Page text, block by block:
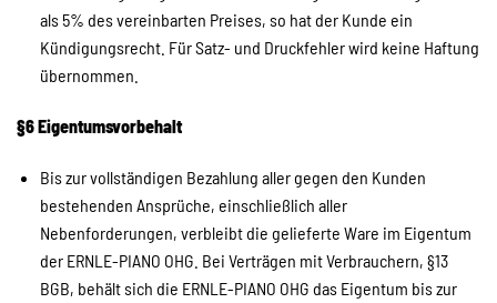
als 5% des vereinbarten Preises, so hat der Kunde ein
Kündigungsrecht. Für Satz- und Druckfehler wird keine Haftung
übernommen.
§6 Eigentumsvorbehalt
Bis zur vollständigen Bezahlung aller gegen den Kunden
bestehenden Ansprüche, einschließlich aller
Nebenforderungen, verbleibt die gelieferte Ware im Eigentum
der ERNLE-PIANO OHG. Bei Verträgen mit Verbrauchern, §13
BGB, behält sich die ERNLE-PIANO OHG das Eigentum bis zur